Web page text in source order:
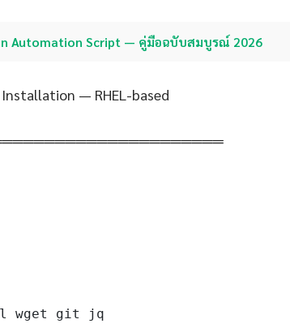
Automation Script — คู่มือฉบับสมบูรณ์ 2026
— RHEL-based
wget git jq